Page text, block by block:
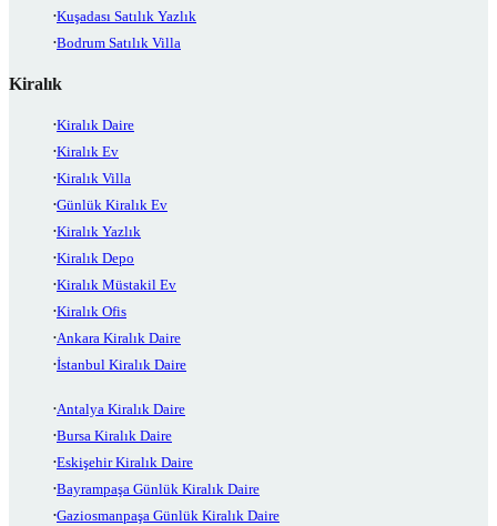
Kuşadası Satılık Yazlık
Bodrum Satılık Villa
Kiralık
Kiralık Daire
Kiralık Ev
Kiralık Villa
Günlük Kiralık Ev
Kiralık Yazlık
Kiralık Depo
Kiralık Müstakil Ev
Kiralık Ofis
Ankara Kiralık Daire
İstanbul Kiralık Daire
Antalya Kiralık Daire
Bursa Kiralık Daire
Eskişehir Kiralık Daire
Bayrampaşa Günlük Kiralık Daire
Gaziosmanpaşa Günlük Kiralık Daire